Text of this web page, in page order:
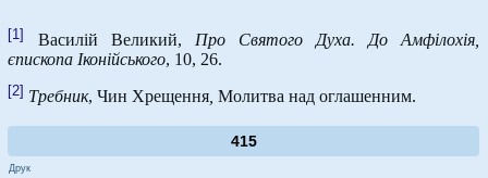
[1] Василій Великий, Про Святого Духа. До Амфілохія,
єпископа Іконійського, 10, 26.
[2] Требник, Чин Хрещення Молитва над оглашенним.
415
Друк